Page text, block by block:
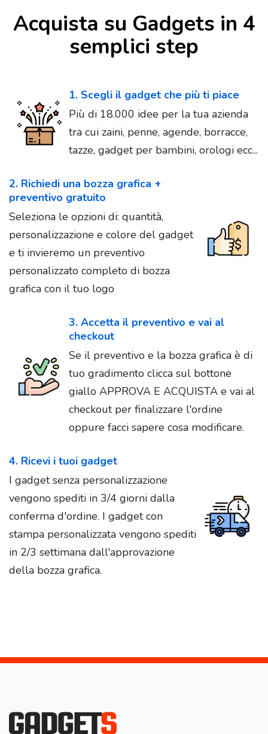
Acquista su Gadgets in 4
semplici step
1. Scegli il gadget che più ti piace
Più di 18.000 idee per la tua azienda
tra cui zaini, penne, agende, borracce,
tazze, gadget per bambini, orologi ecc...
2. Richiedi una bozza grafica +
preventivo gratuito
Seleziona le opzioni di: quantità,
personalizzazione e colore del gadget
e ti invieremo un preventivo
personalizzato completo di bozza
grafica con il tuo logo
3. Accetta il preventivo e vai al
checkout
Se il preventivo e la bozza grafica è di
tuo gradimento clicca sul bottone
giallo APPROVA E ACQUISTA e vai al
checkout per finalizzare l'ordine
oppure facci sapere cosa modificare.
4. Ricevi i tuoi gadget
I gadget senza personalizzazione
vengono spediti in 3/4 giorni dalla
conferma d'ordine. I gadget con
stampa personalizzata vengono spediti
in 2/3 settimana dall'approvazione
della bozza grafica.